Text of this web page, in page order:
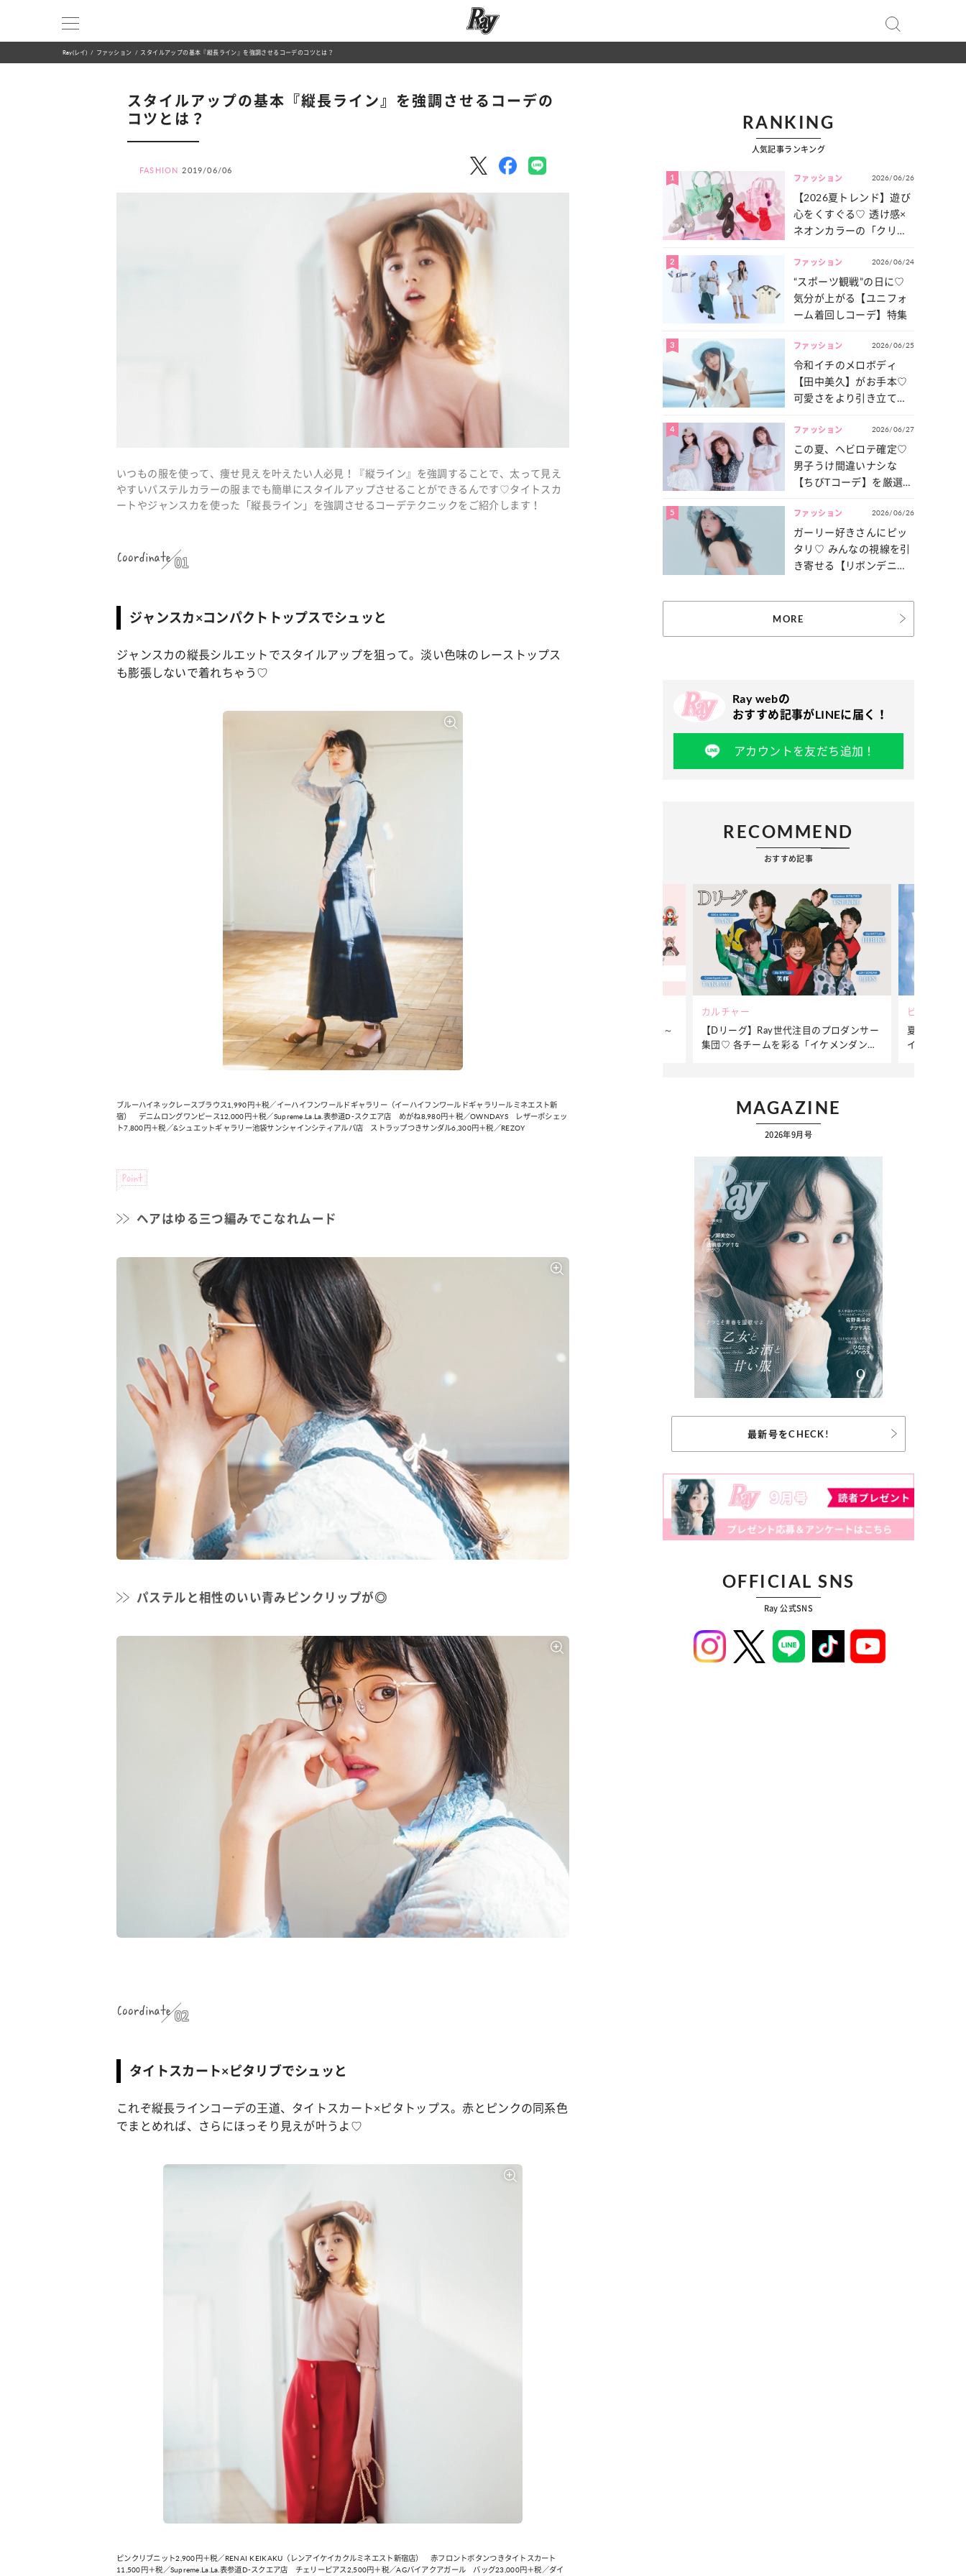
Ray(レイ) ファッション スタイルアップの基本『縦長ライン』を強調させるコーデのコツとは？
スタイルアップの基本『縦長ライン』を強調させるコーデの
コツとは？
FASHION 2019/06/06
いつもの服を使って、痩せ見えを叶えたい人必見！『縦ライン』を強調することで、太って見え
やすいパステルカラーの服までも簡単にスタイルアップさせることができるんです♡タイトスカ
ートやジャンスカを使った「縦長ライン」を強調させるコーデテクニックをご紹介します！
Coordinate 01
ジャンスカ×コンパクトトップスでシュッと
ジャンスカの縦長シルエットでスタイルアップを狙って。淡い色味のレーストップス
も膨張しないで着れちゃう♡
ブルーハイネックレースブラウス1,990円＋税／イーハイフンワールドギャラリー（イーハイフンワールドギャラリールミネエスト新
宿） デニムロングワンピース12,000円＋税／Supreme.La.La.表参道D-スクエア店 めがね8,980円＋税／OWNDAYS レザーポシェッ
ト7,800円＋税／&シュエットギャラリー池袋サンシャインシティアルパ店 ストラップつきサンダル6,300円＋税／REZOY
Point
ヘアはゆる三つ編みでこなれムード
パステルと相性のいい青みピンクリップが◎
Coordinate 02
タイトスカート×ピタリブでシュッと
これぞ縦長ラインコーデの王道、タイトスカート×ピタトップス。赤とピンクの同系色
でまとめれば、さらにほっそり見えが叶うよ♡
ピンクリブニット2,900円＋税／RENAI KEIKAKU（レンアイケイカクルミネエスト新宿店） 赤フロントボタンつきタイトスカート
11,500円＋税／Supreme.La.La.表参道D-スクエア店 チェリーピアス2,500円＋税／AGバイアクアガール バッグ23,000円＋税／ダイ
RANKING
人気記事ランキング
1 ファッション 2026/06/26
【2026夏トレンド】遊び
心をくすぐる♡ 透け感×
ネオンカラーの「クリア
2 ファッション 2026/06/24
“スポーツ観戦”の日に♡
気分が上がる【ユニフォ
ーム着回しコーデ】特集
3 ファッション 2026/06/25
令和イチのメロボディ
【田中美久】がお手本♡
可愛さをより引き立てる
4 ファッション 2026/06/27
この夏、ヘビロテ確定♡
男子うけ間違いナシな
【ちびTコーデ】を厳選し
5 ファッション 2026/06/26
ガーリー好きさんにピッ
タリ♡ みんなの視線を引
き寄せる【リボンデニ
MORE
Ray webの
おすすめ記事がLINEに届く！
アカウントを友だち追加！
RECOMMEND
おすすめ記事
“憧れワンピ”を着るきっかけに♡ おしゃ
れ女子が夢中な「ヌン活」の楽しみ方
占い
【12星座別】今月の恋愛運♡ 7月23日～
8月20日の運勢は？
【Dリーグ】Ray世代注目のプロダンサー
ビューティー
夏だからこそ“水分”が大切！くずれないメ
イクをつくる【保湿ケア】アイテム3選
ファッション
簡単アレン
ぷりの【そ
MAGAZINE
2026年9月号
最新号をCHECK!
OFFICIAL SNS
Ray 公式SNS